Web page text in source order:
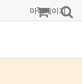
마이페이지